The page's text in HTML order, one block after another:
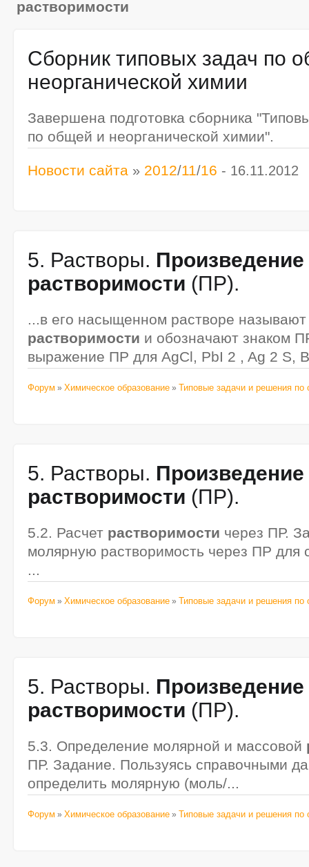
растворимости
Сборник типовых задач по
неорганической химии
Завершена подготовка сборника
по общей и неорганической химии".
Новости сайта » 2012/11/16 - 16.11.2012
5. Растворы. Произведение
растворимости (ПР).
...в его насыщенном растворе
растворимости и обозначают знаком
выражение ПР для AgCl, PbI 2 , Ag 2 S,
Форум » Химическое образование » Типовые задачи и решения по
5. Растворы. Произведение
растворимости (ПР).
5.2. Расчет растворимости через ПР.
молярную растворимость через ПР для
...
Форум » Химическое образование » Типовые задачи и решения по
5. Растворы. Произведение
растворимости (ПР).
5.3. Определение молярной и массовой
ПР. Задание. Пользуясь справочными
определить молярную (моль/...
Форум » Химическое образование » Типовые задачи и решения по